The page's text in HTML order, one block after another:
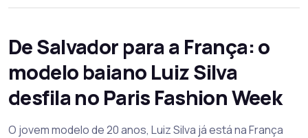
De Salvador para a França: o
modelo baiano Luiz Silva
desfila no Paris Fashion Week
O jovem modelo de 20 anos, Luiz Silva já está na França